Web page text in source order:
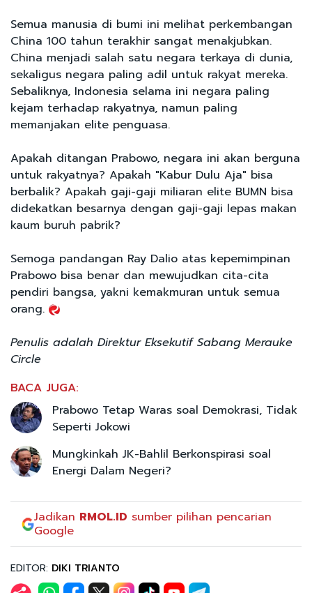
Semua manusia di bumi ini melihat perkembangan
China 100 tahun terakhir sangat menakjubkan.
China menjadi salah satu negara terkaya di dunia,
sekaligus negara paling adil untuk rakyat mereka.
Sebaliknya, Indonesia selama ini negara paling
kejam terhadap rakyatnya, namun paling
memanjakan elite penguasa.
Apakah ditangan Prabowo, negara ini akan berguna
untuk rakyatnya? Apakah "Kabur Dulu Aja" bisa
berbalik? Apakah gaji-gaji miliaran elite BUMN bisa
didekatkan besarnya dengan gaji-gaji lepas makan
kaum buruh pabrik?
Semoga pandangan Ray Dalio atas kepemimpinan
Prabowo bisa benar dan mewujudkan cita-cita
pendiri bangsa, yakni kemakmuran untuk semua
orang.
Penulis adalah Direktur Eksekutif Sabang Merauke
Circle
BACA JUGA:
Prabowo Tetap Waras soal Demokrasi, Tidak
Seperti Jokowi
Mungkinkah JK-Bahlil Berkonspirasi soal
Energi Dalam Negeri?
Jadikan RMOL.ID sumber pilihan pencarian
Google
EDITOR: DIKI TRIANTO